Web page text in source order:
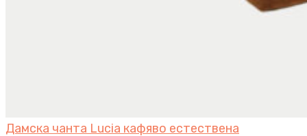
Дамска чанта Lucia кафяво естествена